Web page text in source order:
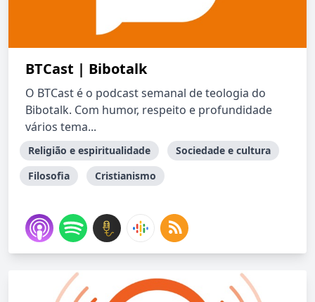
BTCast | Bibotalk
O BTCast é o podcast semanal de teologia do
Bibotalk. Com humor, respeito e profundidade
vários tema...
Religião e espiritualidade
Sociedade e cultura
Filosofia
Cristianismo